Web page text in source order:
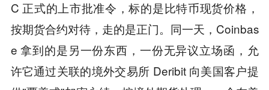
C 正式的上市批准令，标的是比特币现货价格，
按期货合约对待，走的是正门。同一天，Coinbas
e 拿到的是另一份东西，一份无异议立场函，允
许它通过关联的境外交易所 Deribit 向美国客户提